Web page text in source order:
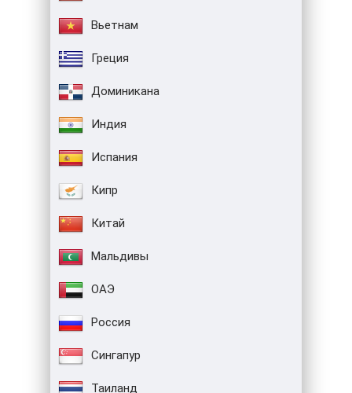
Вьетнам
Греция
Доминикана
Индия
Испания
Кипр
Китай
Мальдивы
ОАЭ
Россия
Сингапур
Таиланд